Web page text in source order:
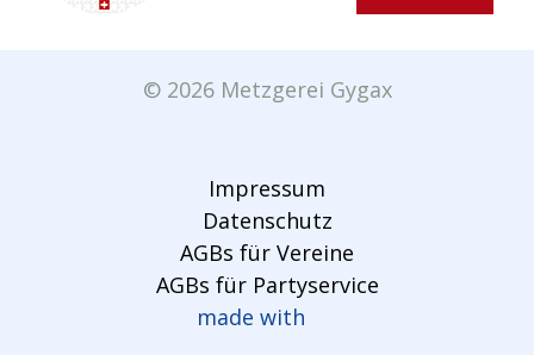
© 2026 Metzgerei Gygax
Impressum
Datenschutz
AGBs für Vereine
AGBs für Partyservice
made with